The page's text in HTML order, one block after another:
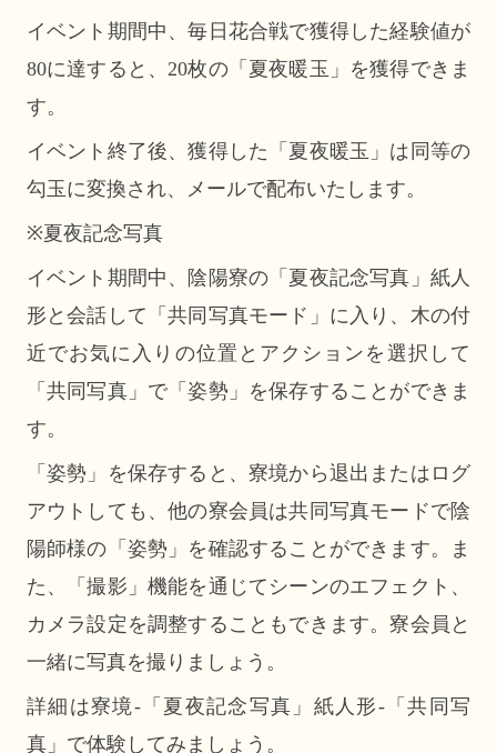
イベント期間中、毎日花合戦で獲得した経験値が
80に達すると、20枚の「夏夜暖玉」を獲得できま
す。
イベント終了後、獲得した「夏夜暖玉」は同等の
勾玉に変換され、メールで配布いたします。
※夏夜記念写真
イベント期間中、陰陽寮の「夏夜記念写真」紙人
形と会話して「共同写真モード」に入り、木の付
近でお気に入りの位置とアクションを選択して
「共同写真」で「姿勢」を保存することができま
す。
「姿勢」を保存すると、寮境から退出またはログ
アウトしても、他の寮会員は共同写真モードで陰
陽師様の「姿勢」を確認することができます。ま
た、「撮影」機能を通じてシーンのエフェクト、
カメラ設定を調整することもできます。寮会員と
一緒に写真を撮りましょう。
詳細は寮境-「夏夜記念写真」紙人形-「共同写
真」で体験してみましょう。